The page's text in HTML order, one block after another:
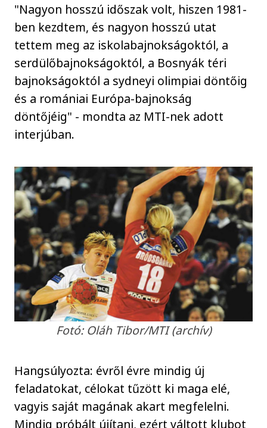
"Nagyon hosszú időszak volt, hiszen 1981-
ben kezdtem, és nagyon hosszú utat
tettem meg az iskolabajnokságoktól, a
serdülőbajnokságoktól, a Bosnyák téri
bajnokságoktól a sydneyi olimpiai döntőig
és a romániai Európa-bajnokság
döntőjéig" - mondta az MTI-nek adott
interjúban.
Fotó: Oláh Tibor/MTI (archív)
Hangsúlyozta: évről évre mindig új
feladatokat, célokat tűzött ki maga elé,
vagyis saját magának akart megfelelni.
Mindig próbált újítani, ezért váltott klubot